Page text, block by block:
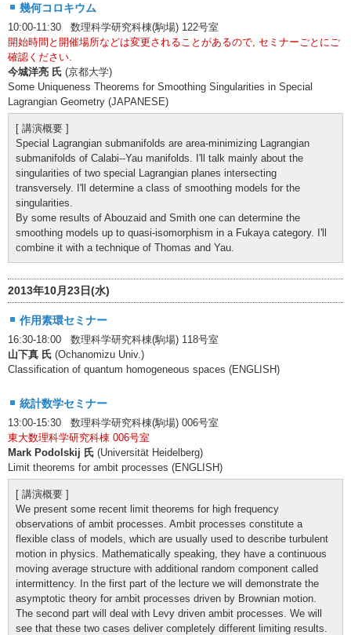
幾何コロキウム
10:00-11:30 数理科学研究科棟(駒場) 122号室
開始時間と開催場所などは変更されることがあるので, セミナーごとにご
確認ください.
今城洋亮 氏 (京都大学)
Some Uniqueness Theorems for Smoothing Singularities in Special
Lagrangian Geometry (JAPANESE)
[ 講演概要 ]
Special Lagrangian submanifolds are area-minimizing Lagrangian
submanifolds of Calabi--Yau manifolds. I'll talk mainly about the
singularities of two special Lagrangian planes intersecting
transversely. I'll determine a class of smoothing models for the
singularities.
By some results of Abouzaid and Smith one can determine the
smoothing models up to quasi-isomorphism in a Fukaya category. I'll
combine it with a technique of Thomas and Yau.
2013年10月23日(水)
作用素環セミナー
16:30-18:00 数理科学研究科棟(駒場) 118号室
山下真 氏 (Ochanomizu Univ.)
Classification of quantum homogeneous spaces (ENGLISH)
統計数学セミナー
13:00-15:30 数理科学研究科棟(駒場) 006号室
東大数理科学研究科棟 006号室
Mark Podolskij 氏 (Universität Heidelberg)
Limit theorems for ambit processes (ENGLISH)
[ 講演概要 ]
We present some recent limit theorems for high frequency
observations of ambit processes. Ambit processes constitute a
flexible class of models, which are usually used to describe turbulent
motion in physics. Mathematically speaking, they have a continuous
moving average structure with additional random component called
intermittency. In the first part of the lecture we will demonstrate the
asymptotic theory for ambit processes driven by Brownian motion.
The second part will deal with Levy driven ambit processes. We will
see that these two cases deliver completely different limiting results.